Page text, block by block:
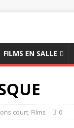
FILMS EN SALLE
court, Films 0